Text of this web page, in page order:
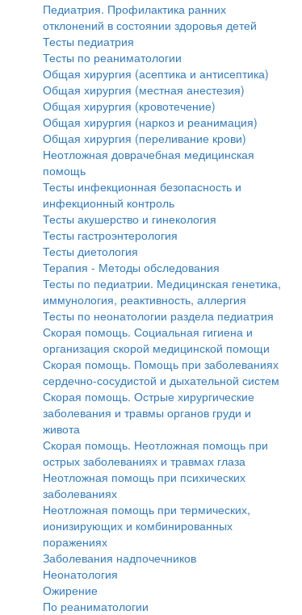
Педиатрия. Профилактика ранних
отклонений в состоянии здоровья детей
Тесты педиатрия
Тесты по реаниматологии
Общая хирургия (асептика и антисептика)
Общая хирургия (местная анестезия)
Общая хирургия (кровотечение)
Общая хирургия (наркоз и реанимация)
Общая хирургия (переливание крови)
Неотложная доврачебная медицинская
помощь
Тесты инфекционная безопасность и
инфекционный контроль
Тесты акушерство и гинекология
Тесты гастроэнтерология
Тесты диетология
Терапия - Методы обследования
Тесты по педиатрии. Медицинская генетика,
иммунология, реактивность, аллергия
Тесты по неонатологии раздела педиатрия
Скорая помощь. Социальная гигиена и
организация скорой медицинской помощи
Скорая помощь. Помощь при заболеваниях
сердечно-сосудистой и дыхательной систем
Скорая помощь. Острые хирургические
заболевания и травмы органов груди и
живота
Скорая помощь. Неотложная помощь при
острых заболеваниях и травмах глаза
Неотложная помощь при психических
заболеваниях
Неотложная помощь при термических,
ионизирующих и комбинированных
поражениях
Заболевания надпочечников
Неонатология
Ожирение
По реаниматологии